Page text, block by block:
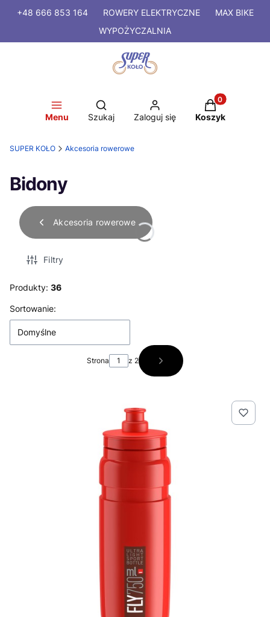
+48 666 853 164 ROWERYELEKTRYCZNE
MAX BIKE
WYPOŻYCZALNIA
Menu
Otwórz wyszukiwarkę
Szukaj Zaloguj się
Produkty w
Koszyk
SUPER KOŁO Akcesoria rowerowe
Bidony
Akcesoria rowerowe
Filtry
Produkty: 36
Lista produktów
Sortowanie:
Domyślne
Strona z 2 Następne produkty